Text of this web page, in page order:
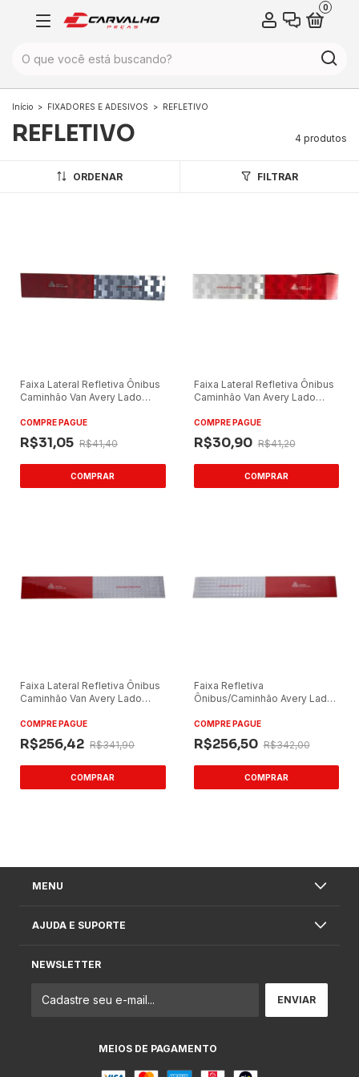
0
Início > FIXADORES E ADESIVOS > REFLETIVO
REFLETIVO 4 produtos
ORDENAR FILTRAR
Faixa Lateral Refletiva Ônibus
Caminhão Van Avery Lado
COMPRE PAGUE
R$31,05 R$41,40
Faixa Lateral Refletiva Ônibus
Caminhão Van Avery Lado
COMPRE PAGUE
R$30,90 R$41,20
Faixa Lateral Refletiva Ônibus
Caminhão Van Avery Lado
COMPRE PAGUE
R$256,42 R$341,90
Faixa Refletiva
Ônibus/Caminhão Avery Lado
COMPRE PAGUE
R$256,50 R$342,00
MENU
AJUDA E SUPORTE
NEWSLETTER
MEIOS DE PAGAMENTO